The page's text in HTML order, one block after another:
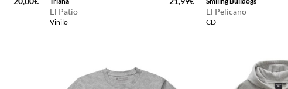
El Patio
Vinilo
El Pelícano
CD